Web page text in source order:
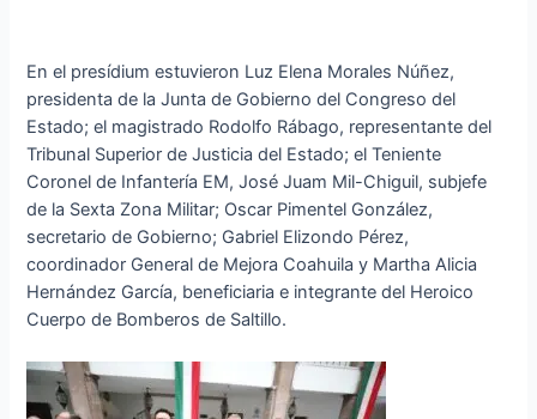
En el presídium estuvieron Luz Elena Morales Núñez,
presidenta de la Junta de Gobierno del Congreso del
Estado; el magistrado Rodolfo Rábago, representante del
Tribunal Superior de Justicia del Estado; el Teniente
Coronel de Infantería EM, José Juam Mil-Chiguil, subjefe
de la Sexta Zona Militar; Oscar Pimentel González,
secretario de Gobierno; Gabriel Elizondo Pérez,
coordinador General de Mejora Coahuila y Martha Alicia
Hernández García, beneficiaria e integrante del Heroico
Cuerpo de Bomberos de Saltillo.